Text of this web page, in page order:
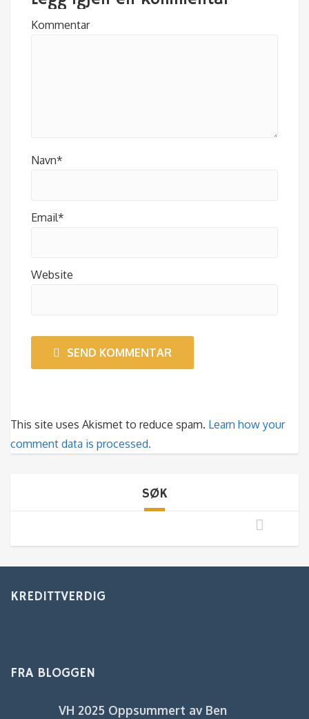
Kommentar
Navn*
Email*
Website
SEND KOMMENTAR
This site uses Akismet to reduce spam. Learn how your
comment data is processed.
SØK
KREDITTVERDIG
FRA BLOGGEN
VH 2025 Oppsummert av Ben